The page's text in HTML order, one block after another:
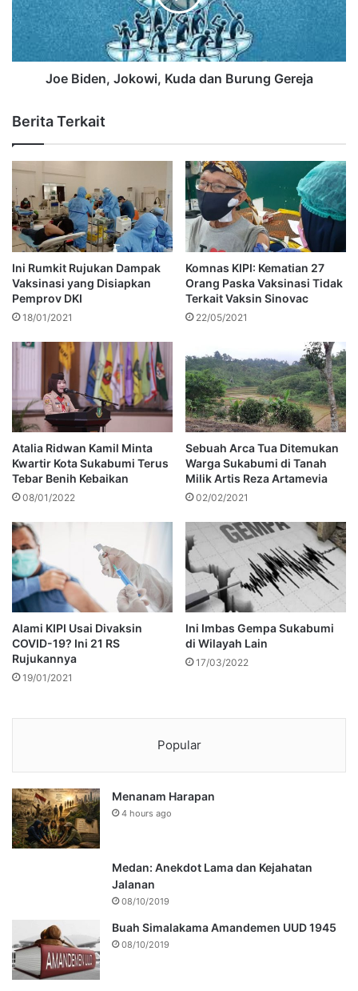
Joe Biden, Jokowi, Kuda dan Burung Gereja
Berita Terkait
Ini Rumkit Rujukan Dampak
Vaksinasi yang Disiapkan
Pemprov DKI
18/01/2021
Komnas KIPI: Kematian 27
Orang Paska Vaksinasi Tidak
Terkait Vaksin Sinovac
22/05/2021
Atalia Ridwan Kamil Minta
Kwartir Kota Sukabumi Terus
Tebar Benih Kebaikan
08/01/2022
Sebuah Arca Tua Ditemukan
Warga Sukabumi di Tanah
Milik Artis Reza Artamevia
02/02/2021
Alami KIPI Usai Divaksin
COVID-19? Ini 21 RS
Rujukannya
19/01/2021
Ini Imbas Gempa Sukabumi
di Wilayah Lain
17/03/2022
Popular
Menanam Harapan
4 hours ago
Medan: Anekdot Lama dan Kejahatan
Jalanan
08/10/2019
Buah Simalakama Amandemen UUD 1945
08/10/2019